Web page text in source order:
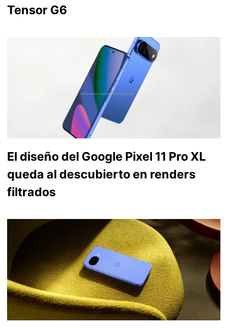
Tensor G6
El diseño del Google Pixel 11 Pro XL
queda al descubierto en renders
filtrados